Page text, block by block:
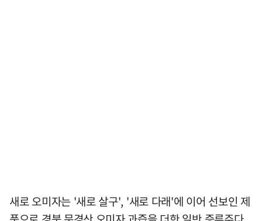
새로 오미자는 '새로 살구', '새로 다래'에 이어 선보인 제